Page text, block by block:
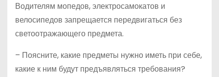
Водителям мопедов, электросамокатов и
велосипедов запрещается передвигаться без
светоотражающего предмета.
– Поясните, какие предметы нужно иметь при себе,
какие к ним будут предъявляться требования?